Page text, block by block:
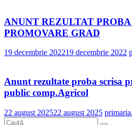
ANUNT REZULTAT
PROMOVARE GRAD
19 decembrie 202219 decembrie 2022
Anunt rezultate proba scrisa
public comp.Agricol
22 august 202522 august 2025